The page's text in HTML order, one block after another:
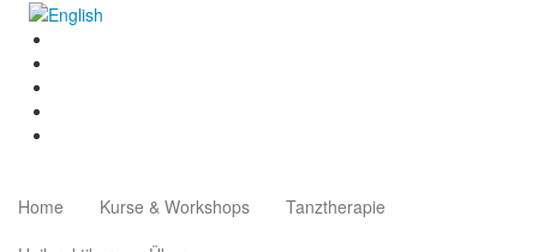
Home Kurse & Workshops
Tanztherapie